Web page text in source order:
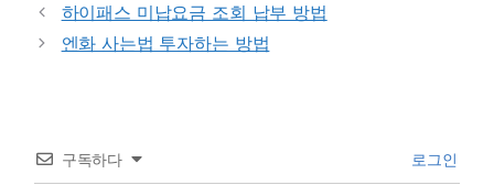
하이패스 미납요금 조회 납부 방법
엔화 사는법 투자하는 방법
구독하다 로그인